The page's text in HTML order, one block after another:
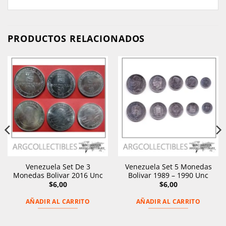
PRODUCTOS RELACIONADOS
Venezuela Set De 3
Monedas Bolivar 2016 Unc
$6,00
AÑADIR AL CARRITO
Venezuela Set 5 Monedas
Bolivar 1989 – 1990 Unc
$6,00
AÑADIR AL CARRITO